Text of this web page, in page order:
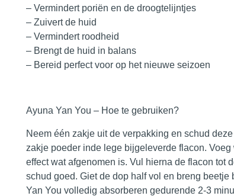
– Vermindert poriën en de droogtelijntjes
– Zuivert de huid
– Vermindert roodheid
– Brengt de huid in balans
– Bereid perfect voor op het nieuwe seizoen
Ayuna Yan You – Hoe te gebruiken?
Neem één zakje uit de verpakking en schud
zakje poeder inde lege bijgeleverde flacon.
effect wat afgenomen is. Vul hierna de flacon tot
schud goed. Giet de dop half vol en breng
Yan You volledig absorberen gedurende 2-3